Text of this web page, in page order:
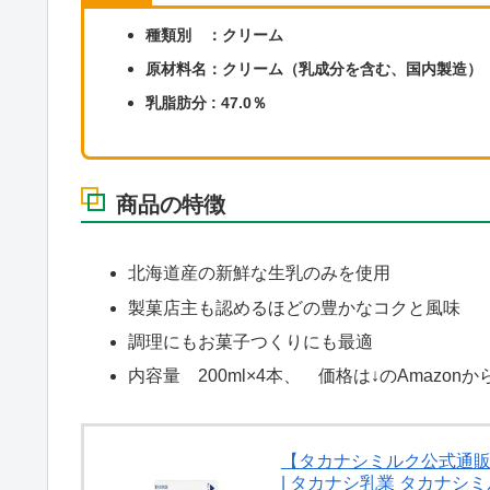
種類別 ：クリーム ‎
原材料名： クリーム（乳成分を含む、国内製造）
乳脂肪分 : 47.0％
商品の特徴
北海道産の新鮮な生乳のみを使用
製菓店主も認めるほどの豊かなコクと風味
調理にもお菓子つくりにも最適
内容量 200ml×4本、 価格は↓のAmazonか
【タカナシミルク公式通
| タカナシ乳業 タカナシ